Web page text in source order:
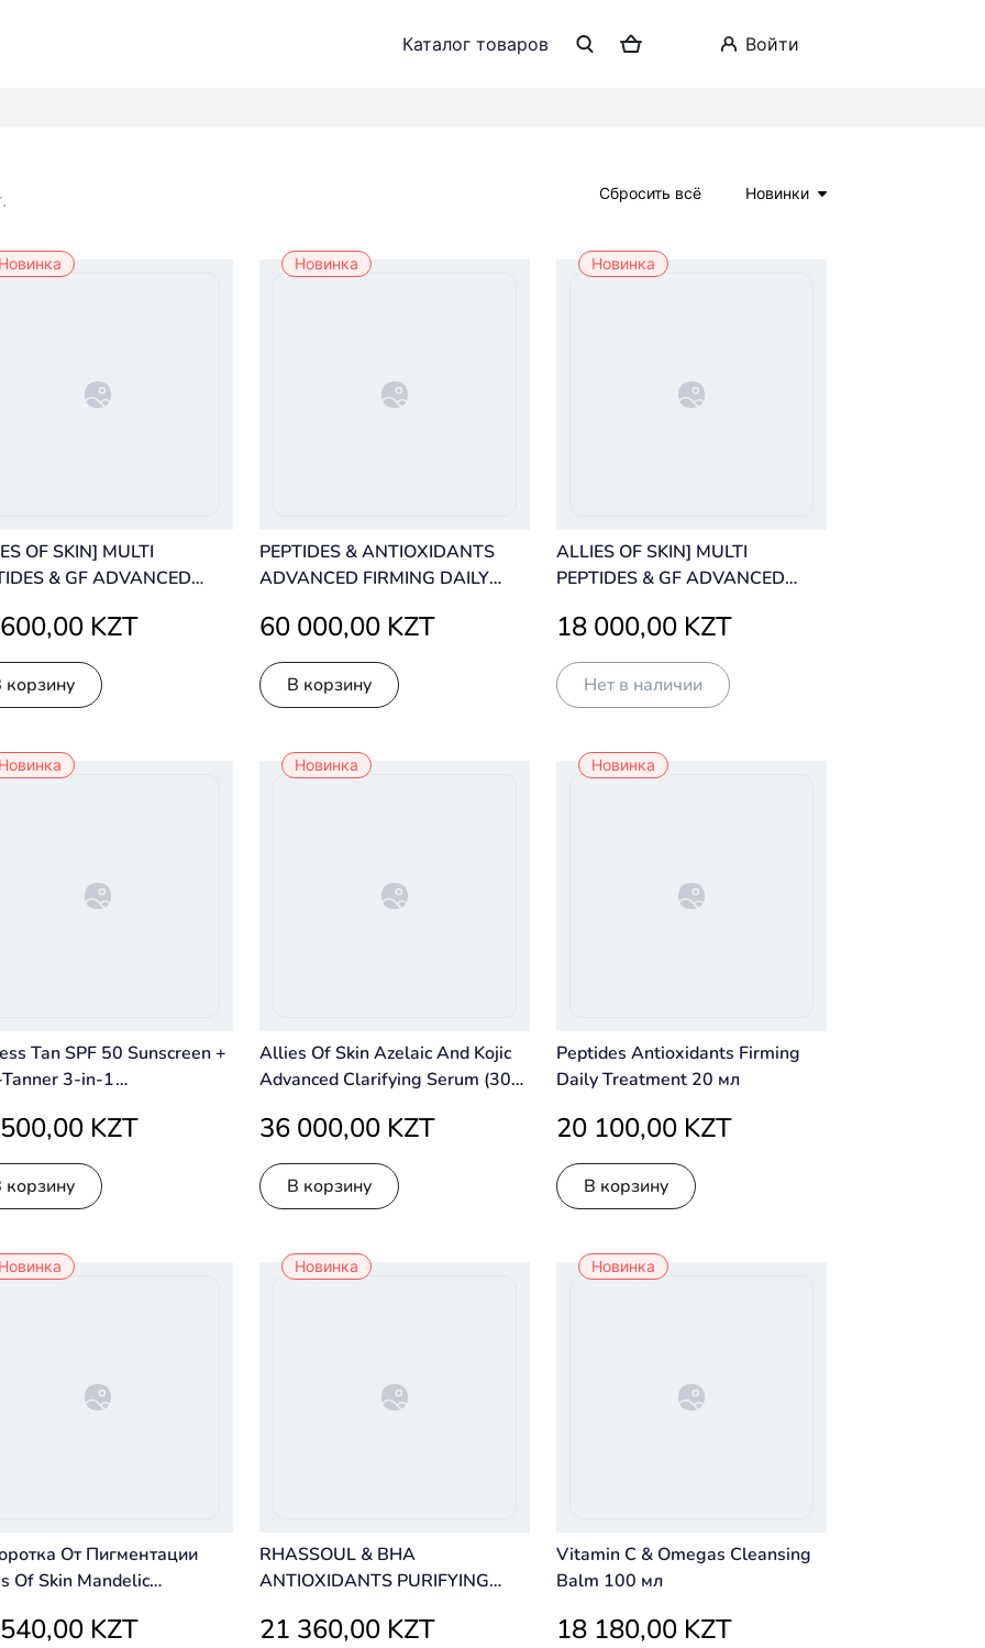
Каталог товаров войти
Сбросить всё Новинки
Новинка
OF SKIN] MULTI
& GF ADVANCED
С
ПЕПТИДОВ
KZT
В корзину
Новинка
PEPTIDES & ANTIOXIDANTS
ADVANCED FIRMING DAILY
60 000,00 KZT
В корзину
Новинка
ALLIES OF SKIN] MULTI
PEPTIDES & GF ADVANCED
МУЛЬТИПЕПТИДНАЯ
СЫВОРОТКА С
ПОВЫШЕННЫМ
СОДЕРЖАНИЕМ ПЕПТИДОВ
18 000,00 KZT
Нет в наличии
Новинка
Tan SPF 50 Sunscreen +
3-in-1
+ Skincare.KZT
В корзину
Новинка
Allies Of Skin Azelaic And Kojic
Advanced Clarifying Serum (30
36 000,00 KZT
В корзину
Новинка
Peptides Antioxidants Firming
Daily Treatment 20 мл
20 100,00 KZT
В корзину
Новинка
От Пигментации
Of Skin Mandelic
8 Ml
KZT
Новинка
RHASSOUL & BHA
ANTIOXIDANTS PURIFYING
21 360,00 KZT
Новинка
Vitamin C & Omegas Cleansing
Balm 100 мл
18 180,00 KZT